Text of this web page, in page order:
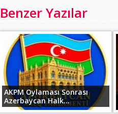
Benzer Yazılar
AKPM Oylaması Sonrası
Azerbaycan Halk...